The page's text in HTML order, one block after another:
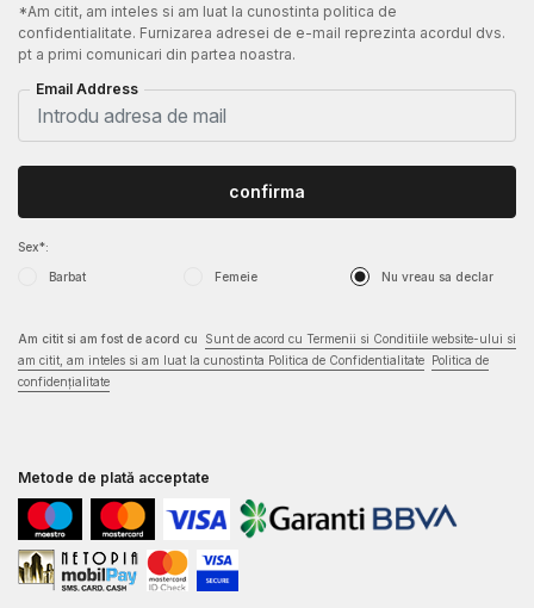
*Am citit, am inteles si am luat la cunostinta politica de
confidentialitate. Furnizarea adresei de e-mail reprezinta acordul dvs.
pt a primi comunicari din partea noastra.
Email Address
Sex*:
Barbat Femeie Nu vreau sa declar
confirma
Am citit si am fost de acord cu
Sunt de acord cu Termenii si Conditiile website-ului si
am citit, am inteles si am luat la cunostinta Politica de Confidentialitate Politica de
confidențialitate
Metode de plată acceptate